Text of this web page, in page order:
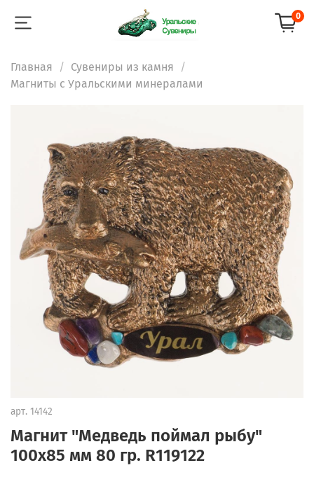
0
Главная
Сувениры из камня
Магниты с Уральскими минералами
арт. 14142
Магнит "Медведь поймал рыбу"
100х85 мм 80 гр. R119122